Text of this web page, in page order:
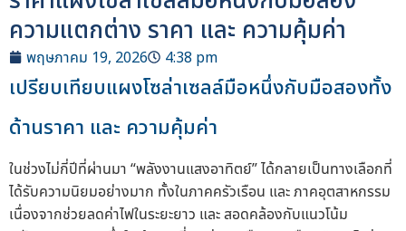
ความแตกต่าง ราคา และ ความคุ้มค่า
พฤษภาคม 19, 2026 4:38 pm
เปรียบเทียบแผงโซล่าเซลล์มือหนึ่งกับมือสองทั้ง
ด้านราคา และ ความคุ้มค่า
ในช่วงไม่กี่ปีที่ผ่านมา “พลังงานแสงอาทิตย์” ได้กลายเป็นทางเลือกที่
ได้รับความนิยมอย่างมาก ทั้งในภาคครัวเรือน และ ภาคอุตสาหกรรม
เนื่องจากช่วยลดค่าไฟในระยะยาว และ สอดคล้องกับแนวโน้ม